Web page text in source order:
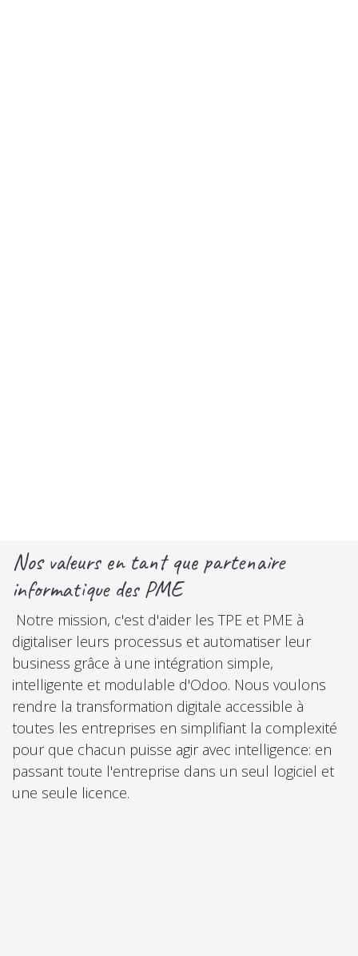
Nos valeurs en tant que partenaire
informatique des PME
Notre mission, c'est d'aider les TPE et PME à
digitaliser leurs processus et automatiser leur
business grâce à une intégration simple,
intelligente et modulable d'Odoo. Nous voulons
rendre la transformation digitale accessible à
toutes les entreprises en simplifiant la complexité
pour que chacun puisse agir avec intelligence: en
passant toute l'entreprise dans un seul logiciel et
une seule licence.